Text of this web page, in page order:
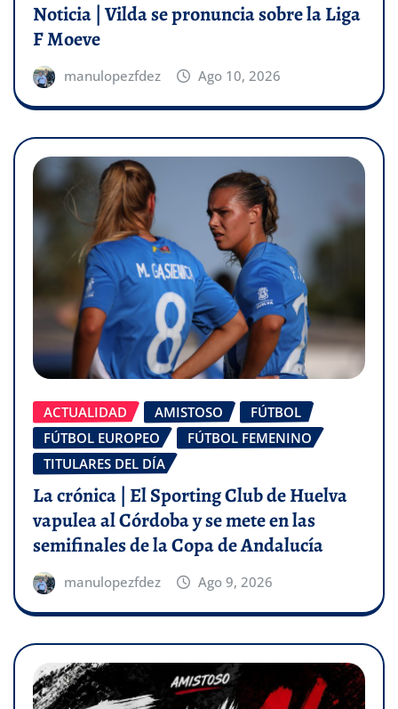
Noticia | Vilda se pronuncia sobre la Liga
F Moeve
manulopezfdez Ago 10, 2026
ACTUALIDAD AMISTOSO
FÚTBOL
FÚTBOL EUROPEO
FÚTBOL FEMENINO
TITULARES DEL DÍA
La crónica | El Sporting Club de Huelva
vapulea al Córdoba y se mete en las
semifinales de la Copa de Andalucía
manulopezfdez Ago 9, 2026